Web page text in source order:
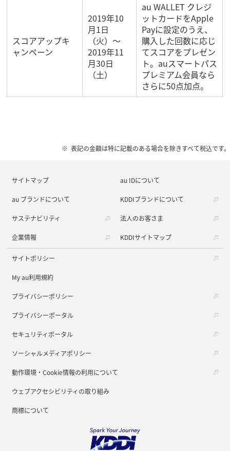
スコアアップキ
ャンペーン
2019年10
月1日
（火）～
2019年11
月30日
（土）
au WALLET クレジ
ットカードをApple
Payに設定のうえ、
購入した回数に応じ
てスコアをプレゼン
ト。auスマートパス
プレミアム会員なら
さらに50点加点。
表記の金額は特に記載のある場合を除きすべて税込です。
サイトマップ au IDについて
au ブランドについて KDDIブランドについて
サステナビリティ 法人のお客さま
企業情報 KDDIサイトマップ
サイトポリシー
My au利用規約
プライバシーポリシー
プライバシーポータル
セキュリティポータル
ソーシャルメディアポリシー
動作環境・Cookie情報の利用について
ウェブアクセシビリティの取り組み
商標について